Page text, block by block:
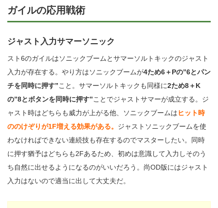
ガイルの応用戦術
ジャスト入力サマーソニック
スト6のガイルはソニックブームとサマーソルトキックのジャスト
入力が存在する。やり方はソニックブームが4ため6＋Pの”6とパン
チを同時に押す”こと。サマーソルトキックも同様に2ため8＋K
の”8とボタンを同時に押す”ことでジャストサマーが成立する。ジ
ャスト時はどちらも威力が上がる他、ソニックブームはヒット時
ののけぞりが1F増える効果がある。 ジャストソニックブームを使
わなければできない連続技も存在するのでマスターしたい。同時
に押す猶予はどちらも2Fあるため、初めは意識して入力しそのう
ち自然に出せるようになるのがいいだろう。尚OD版にはジャスト
入力はないので適当に出して大丈夫だ。